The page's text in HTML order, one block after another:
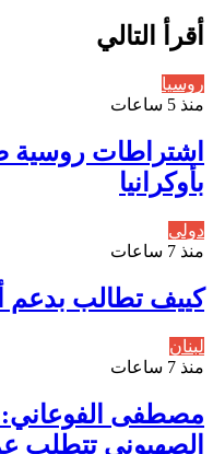
أقرأ التالي
روسيا
منذ 5 ساعات
اشتراطات روسية
بأوكرانيا
دولي
منذ 7 ساعات
كييف تطالب بدعم
لبنان
منذ 7 ساعات
مصطفى
الصهيوني تتطلب